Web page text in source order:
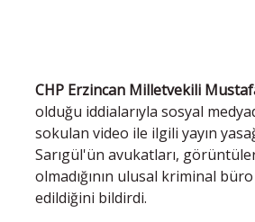
CHP Erzincan Milletvekili
olduğu iddialarıyla sosyal
sokulan video ile ilgili yayın
Sarıgül'ün avukatları,
olmadığının ulusal kriminal
edildiğini bildirdi.